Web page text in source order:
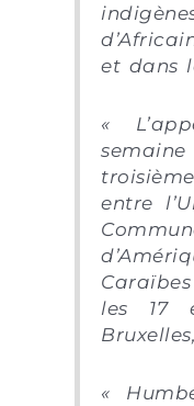
et dans
«
entre
les 17
«